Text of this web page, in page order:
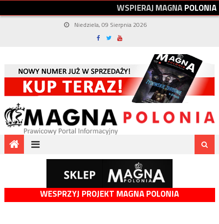
WSPIERAJMAGNAPOLONIA
Niedziela, 09 Sierpnia 2026
WESPRZYJ PROJEKT MAGNA POLONIA